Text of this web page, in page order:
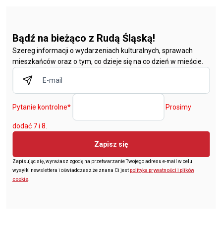
Bądź na bieżąco z Rudą Śląską!
Szereg informacji o wydarzeniach kulturalnych, sprawach
mieszkańców oraz o tym, co dzieje się na co dzień w mieście.
Pytanie kontrolne* Prosimy
dodać 7 i 8.
Zapisz się
Zapisując się, wyrażasz zgodę na przetwarzanie Twojego adresu e-mail w celu
wysyłki newslettera i oświadczasz że znana Ci jestpolityka prywatności i plików
cookie